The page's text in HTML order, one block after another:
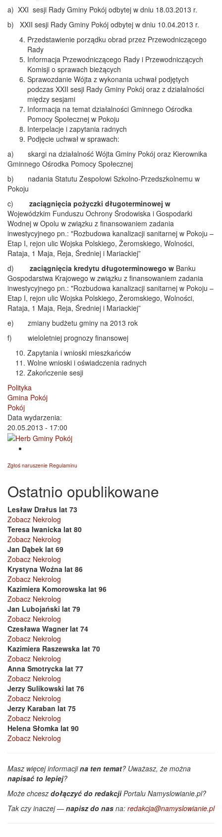
a) XXI sesji Rady Gminy Pokój odbytej w dniu 18.03.2013 r.
b) XXII sesji Rady Gminy Pokój odbytej w dniu 10.04.2013 r.
Przedstawienie porządku obrad przez Przewodniczącego
Rady
Informacja Przewodniczącego Rady i Przewodniczących
Komisji o sprawach bieżących
Sprawozdanie Wójta z wykonania uchwał podjętych
podczas XXII sesji Rady Gminy Pokój oraz z działalności
między sesjami
Informacja na temat działalności Gminnego Ośrodka
Pomocy Społecznej w Pokoju
Interpelacje i zapytania radnych
Podjęcie uchwał w sprawach:
a) skargi na działalność Wójta Gminy Pokój oraz Kierownika
Gminnego Ośrodka Pomocy Społecznej
b) nadania Statutu Zespołowi Szkolno-Przedszkolnemu w
Pokoju
c)
zaciągnięcia pożyczki długoterminowej w
Wojewódzkim Funduszu Ochrony Środowiska i Gospodarki
Wodnej w Opolu w związku z finansowaniem zadania
inwestycyjnego pn.: "Rozbudowa kanalizacji sanitarnej w Pokoju –
Etap I, rejon ulic Wojska Polskiego, Żeromskiego, Wolności,
Rataja, 1 Maja, Reja, Średniej i Mariackiej”
d)
zaciągnięcia kredytu długoterminowego w Banku
Gospodarstwa Krajowego w związku z finansowaniem zadania
inwestycyjnego pn.: "Rozbudowa kanalizacji sanitarnej w Pokoju –
Etap I, rejon ulic Wojska Polskiego, Żeromskiego, Wolności,
Rataja, 1 Maja, Reja, Średniej i Mariackiej”
e) zmiany budżetu gminy na 2013 rok
f) wieloletniej prognozy finansowej
Zapytania i wnioski mieszkańców
Wolne wnioski i oświadczenia radnych
Zakończenie sesji
Polityka
Gmina Pokój
Pokój
Data wydarzenia:
20.05.2013 - 17:00
Zgłoś naruszenie Regulaminu
Ostatnio opublikowane
Lesław Drałus lat 73
Zobacz Nekrolog
Teresa Iwanicka lat 80
Zobacz Nekrolog
Jan Dąbek lat 69
Zobacz Nekrolog
Krystyna Woźna lat 86
Zobacz Nekrolog
Kazimiera Komorowska lat 96
Zobacz Nekrolog
Jan Lubojański lat 79
Zobacz Nekrolog
Czesława Wagner lat 74
Zobacz Nekrolog
Kazimiera Raszewska lat 70
Zobacz Nekrolog
Anna Smotrycka lat 77
Zobacz Nekrolog
Jerzy Sulikowski lat 76
Zobacz Nekrolog
Jerzy Karaban lat 75
Zobacz Nekrolog
Helena Słomka lat 90
Zobacz Nekrolog
Masz więcej informacjina ten temat? Uważasz, że można
napisać to lepiej?
Może chcesz dołączyć do redakcjiPortalu Namyslowianie.pl?
Tak czy inaczej —napisz do nas na: redakcja@namyslowianie.pl